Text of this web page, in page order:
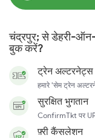
चंद्रपुर; से डेहरी-
बुक करें?
ट्रेन अल्टरनेट्स
हमारे 'सेम ट्रेन
सुरक्षित भुगतान
ConfirmTkt पर UPI
फ़्री कैंसलेशन